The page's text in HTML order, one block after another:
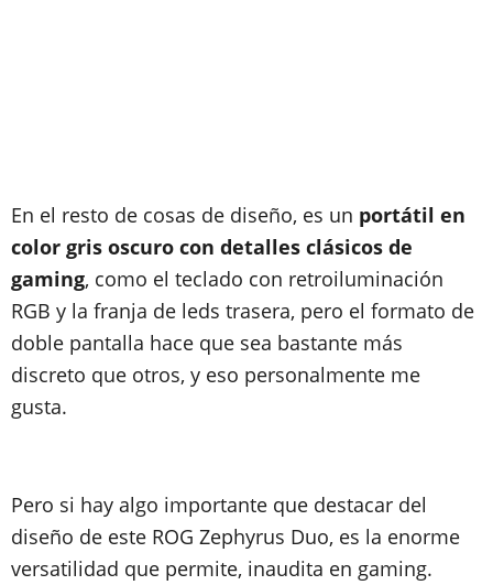
En el resto de cosas de diseño, es un portátil en
color gris oscuro con detalles clásicos de
gaming, como el teclado con retroiluminación
RGB y la franja de leds trasera, pero el formato de
doble pantalla hace que sea bastante más
discreto que otros, y eso personalmente me
gusta.
Pero si hay algo importante que destacar del
diseño de este ROG Zephyrus Duo, es la enorme
versatilidad que permite, inaudita en gaming.